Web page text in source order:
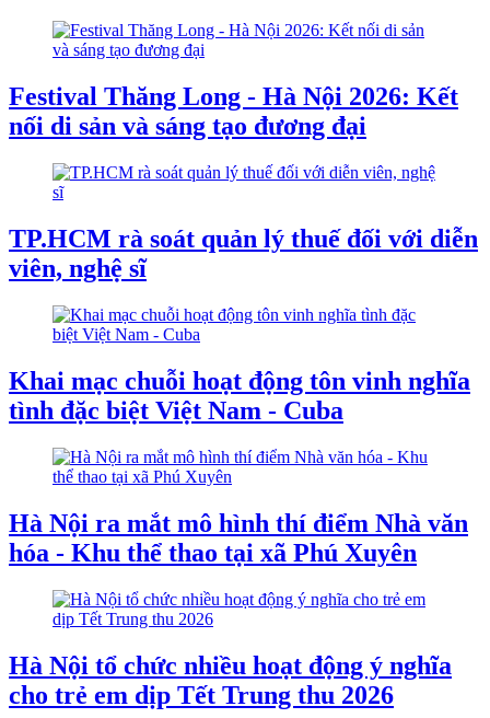
Festival Thăng Long - Hà Nội 2026: Kết
nối di sản và sáng tạo đương đại
TP.HCM rà soát quản lý thuế đối với diễn
viên, nghệ sĩ
Khai mạc chuỗi hoạt động tôn vinh nghĩa
tình đặc biệt Việt Nam - Cuba
Hà Nội ra mắt mô hình thí điểm Nhà văn
hóa - Khu thể thao tại xã Phú Xuyên
Hà Nội tổ chức nhiều hoạt động ý nghĩa
cho trẻ em dịp Tết Trung thu 2026